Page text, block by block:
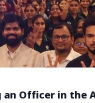
Officer in the